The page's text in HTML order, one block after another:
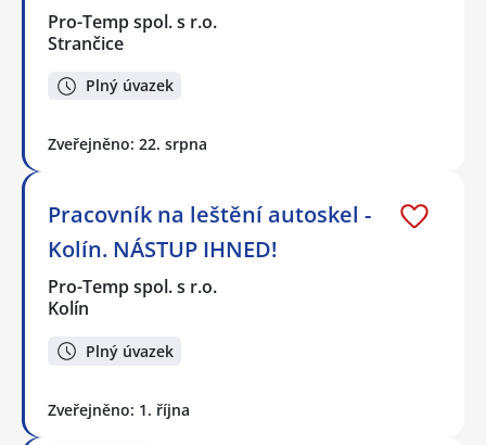
Pro-Temp spol. s r.o.
Strančice
Plný úvazek
Zveřejněno: 22. srpna
Pracovník na leštění autoskel -
Kolín. NÁSTUP IHNED!
Pro-Temp spol. s r.o.
Kolín
Plný úvazek
Zveřejněno: 1. října